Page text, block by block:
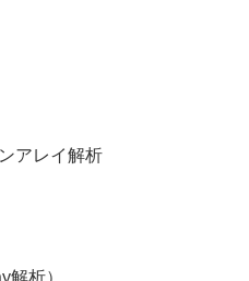
アレイ解析
析）